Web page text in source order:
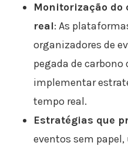
Monitorização do
real: As
organizadores de
pegada de carbono
implementar
tempo real.
Estratégias que
eventos sem